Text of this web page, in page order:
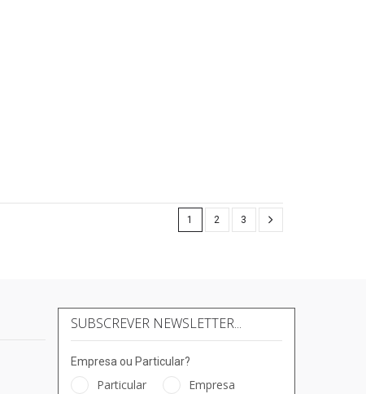
1 2 3
SUBSCREVER NEWSLETTER...
Empresa ou Particular?
Particular Empresa